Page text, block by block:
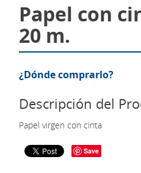
Papel con
20 m.
¿Dónde comprarlo?
Descripción del
Papel virgen con cinta
Save